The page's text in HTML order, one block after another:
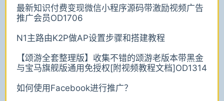
最新知识付费变现微信小程序源码带激励视频广告
推广会员OD1706
N1主路由K2P做AP设置步骤和搭建教程
【颂游全套整理版】收集不错的颂游老版本带黑金
与宝马旗舰版通用免授权[附视频教程文档]OD1314
如何使用Facebook进行推广？